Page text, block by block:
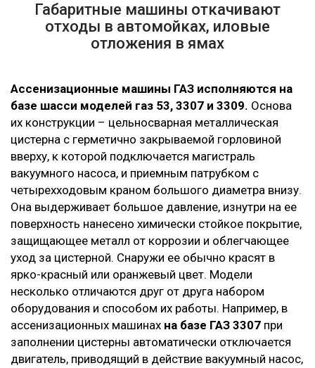
Габаритные машины откачивают
отходы в автомойках, иловые
отложения в ямах
Ассенизационные машины ГАЗ исполняются на
базе шасси моделей газ 53, 3307 и 3309. Основа
их конструкции – цельносварная металлическая
цистерна с герметично закрываемой горловиной
вверху, к которой подключается магистраль
вакуумного насоса, и приемным патрубком с
четырехходовым краном большого диаметра внизу.
Она выдерживает большое давление, изнутри на ее
поверхность нанесено химически стойкое покрытие,
защищающее металл от коррозии и облегчающее
уход за цистерной. Снаружи ее обычно красят в
ярко-красный или оранжевый цвет. Модели
несколько отличаются друг от друга набором
оборудования и способом их работы. Например, в
ассенизационных машинах на базе ГАЗ 3307 при
заполнении цистерны автоматически отключается
двигатель, приводящий в действие вакуумный насос,